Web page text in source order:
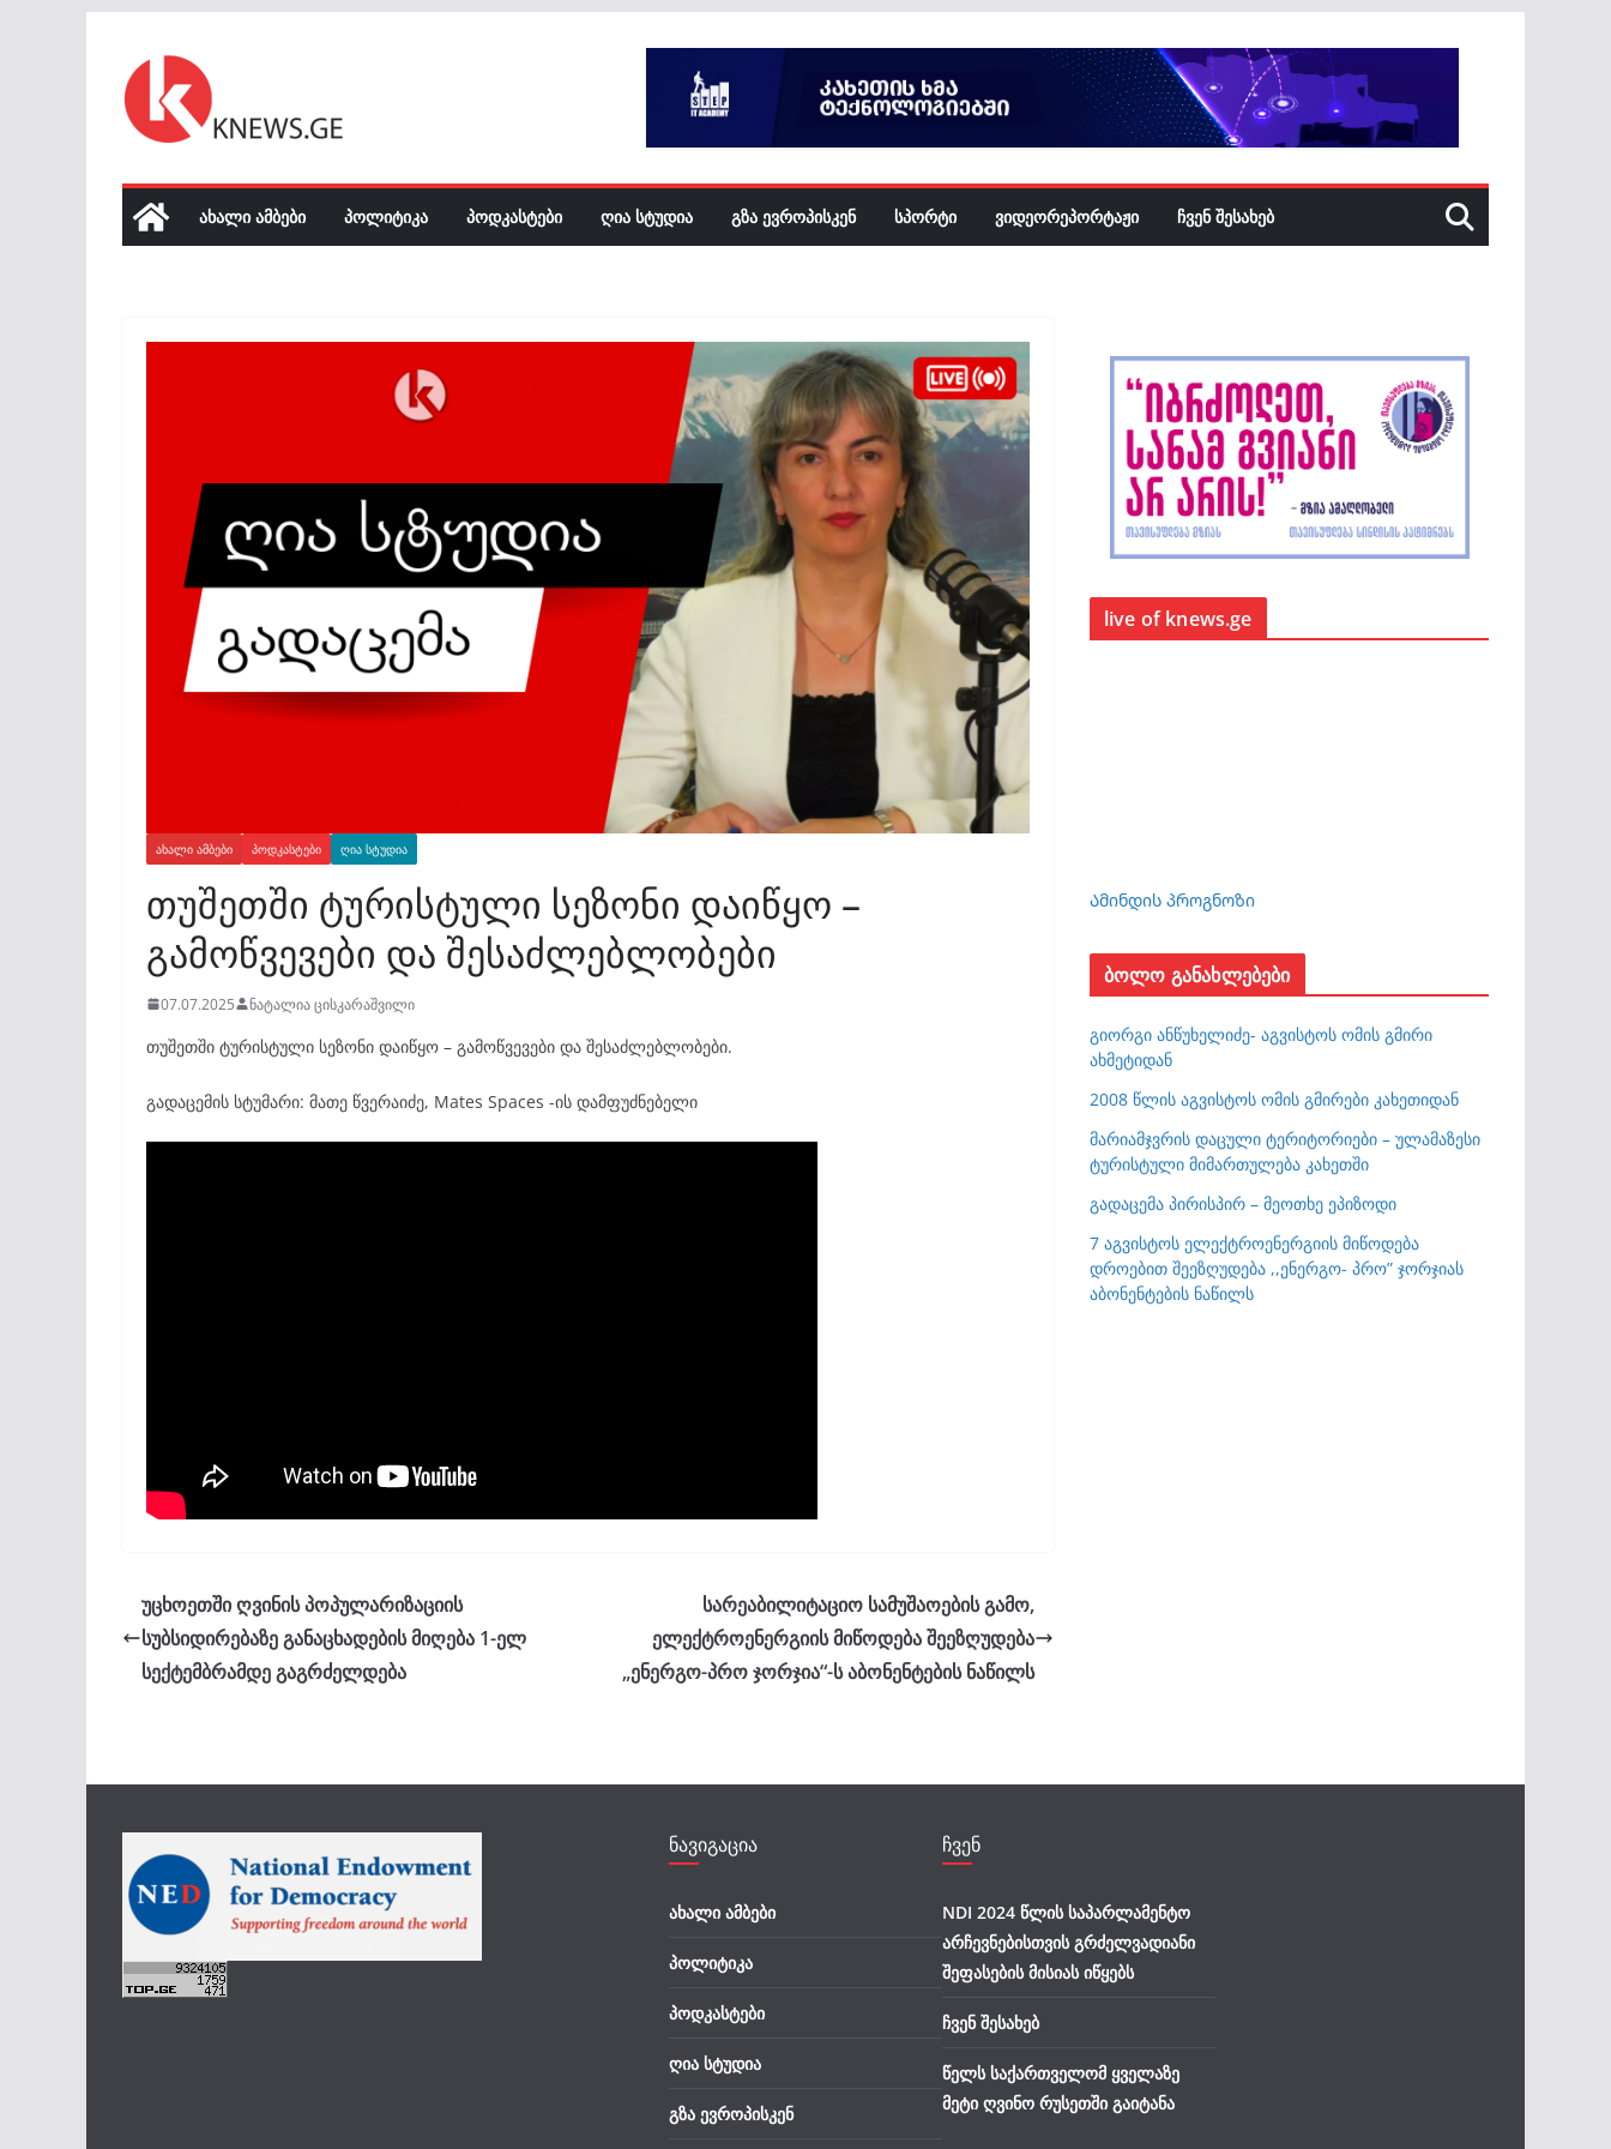
content
ᲐᲮᲐᲚᲘ ᲐᲛᲑᲔᲑᲘ ᲞᲝᲚᲘᲢᲘᲙᲐ ᲞᲝᲓᲙᲐᲡᲢᲔᲑᲘ ᲦᲘᲐ ᲡᲢᲣᲓᲘᲐ ᲒᲖᲐ ᲔᲕᲠᲝᲞᲘᲡᲙᲔᲜ ᲡᲞᲝᲠᲢᲘ ᲕᲘᲓᲔᲝᲠᲔᲞᲝᲠᲢᲐᲟᲘ ᲩᲕᲔᲜ ᲨᲔᲡᲐᲮᲔᲑ
ᲐᲮᲐᲚᲘ ᲐᲛᲑᲔᲑᲘ ᲞᲝᲓᲙᲐᲡᲢᲔᲑᲘ ᲦᲘᲐ ᲡᲢᲣᲓᲘᲐ
თუშეთში ტურისტული სეზონი დაიწყო –
გამოწვევები და შესაძლებლობები
07.07.2025 ნატალია ცისკარაშვილი
თუშეთში ტურისტული სეზონი დაიწყო – გამოწვევები და შესაძლებლობები.
გადაცემის სტუმარი: მათე წვერაიძე, Mates Spaces -ის დამფუძნებელი
უცხოეთში ღვინის პოპულარიზაციის
სუბსიდირებაზე განაცხადების მიღება 1-ელ
სექტემბრამდე გაგრძელდება
სარეაბილიტაციო სამუშაოების გამო,
ელექტროენერგიის მიწოდება შეეზღუდება
„ენერგო-პრო ჯორჯია“-ს აბონენტების ნაწილს
live of knews.ge
Ამინდის პროგნოზი
ბოლო განახლებები
გიორგი ანწუხელიძე- აგვისტოს ომის გმირი
ახმეტიდან
2008 წლის აგვისტოს ომის გმირები კახეთიდან
მარიამჯვრის დაცული ტერიტორიები – ულამაზესი
ტურისტული მიმართულება კახეთში
გადაცემა პირისპირ – მეოთხე ეპიზოდი
7 აგვისტოს ელექტროენერგიის მიწოდება
დროებით შეეზღუდება ,,ენერგო- პრო” ჯორჯიას
აბონენტების ნაწილს
ნავიგაცია
ახალი ამბები
პოლიტიკა
პოდკასტები
ღია სტუდია
გზა ევროპისკენ
ჩვენ
NDI 2024 წლის საპარლამენტო
არჩევნებისთვის გრძელვადიანი
შეფასების მისიას იწყებს
ჩვენ შესახებ
წელს საქართველომ ყველაზე
მეტი ღვინო რუსეთში გაიტანა